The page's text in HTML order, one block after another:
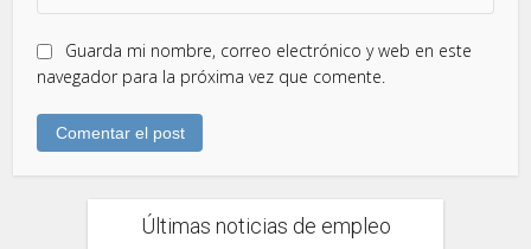
Guarda mi nombre, correo electrónico y web en este
navegador para la próxima vez que comente.
Últimas noticias de empleo